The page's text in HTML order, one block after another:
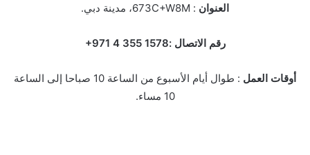
العنوان : 673C+W8M، مدينة دبي.
رقم الاتصال :‏‪+971 4 355 1578‬‏‬
أوقات العمل
: طوال أيام الأسبوع من الساعة 10 صباحا إلى الساعة
10 مساء.